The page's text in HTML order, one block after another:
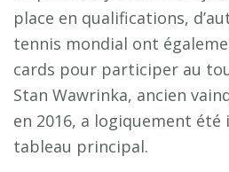
place en qualifications,
tennis mondial ont
cards pour participer au
Stan Wawrinka, ancien
en 2016, a logiquement été
tableau principal.